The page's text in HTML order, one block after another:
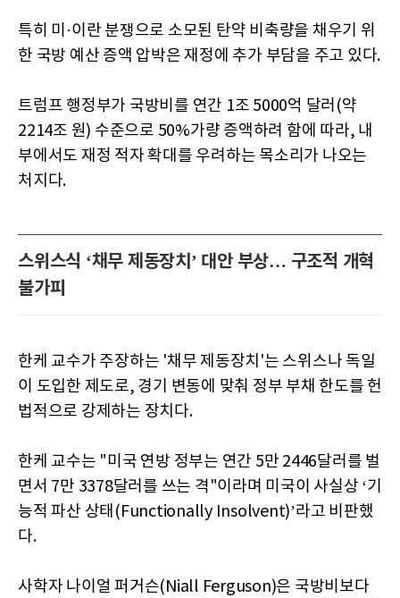
특히 미·이란 분쟁으로 소모된 탄약 비축량을 채우기 위
한 국방 예산 증액 압박은 재정에 추가 부담을 주고 있다.
트럼프 행정부가 국방비를 연간 1조 5000억 달러(약
2214조 원) 수준으로 50%가량 증액하려 함에 따라, 내
부에서도 재정 적자 확대를 우려하는 목소리가 나오는
처지다.
스위스식 ‘채무 제동장치’ 대안 부상… 구조적 개혁
불가피
한케 교수가 주장하는 '채무 제동장치'는 스위스나 독일
이 도입한 제도로, 경기 변동에 맞춰 정부 부채 한도를 헌
법적으로 강제하는 장치다.
한케 교수는 "미국 연방 정부는 연간 5만 2446달러를 벌
면서 7만 3378달러를 쓰는 격"이라며 미국이 사실상 ‘기
능적 파산 상태(Functionally Insolvent)’라고 비판했
다.
사학자 나이얼 퍼거슨(Niall Ferguson)은 국방비보다